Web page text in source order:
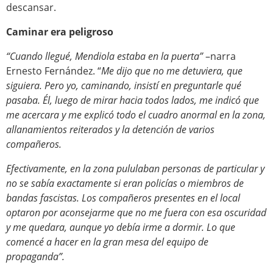
descansar.
Caminar era peligroso
“Cuando llegué, Mendiola estaba en la puerta”–narra
Ernesto Fernández. “Me dijo que no me detuviera, que
siguiera. Pero yo, caminando, insistí en preguntarle qué
pasaba. Él, luego de mirar hacia todos lados, me indicó que
me acercara y me explicó todo el cuadro anormal en la zona,
allanamientos reiterados y la detención de varios
compañeros.
Efectivamente, en la zona pululaban personas de particular y
no se sabía exactamente si eran policías o miembros de
bandas fascistas. Los compañeros presentes en el local
optaron por aconsejarme que no me fuera con esa oscuridad
y me quedara, aunque yo debía irme a dormir. Lo que
comencé a hacer en la gran mesa del equipo de
propaganda”.